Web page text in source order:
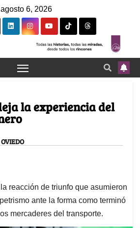
agosto 6, 2026
la experiencia del
reacción de triunfo que asumieron
ante la forma como terminó
mercaderes del transporte.